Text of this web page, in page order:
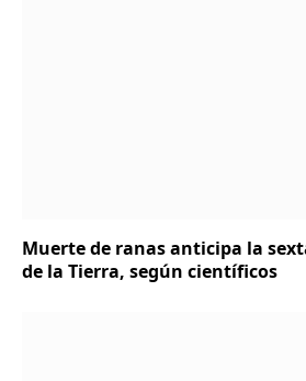
Muerte de ranas anticipa la
de la Tierra, según científicos